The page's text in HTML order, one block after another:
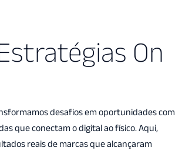
On
desafios em oportunidades com
que conectam o digital ao físico. Aqui,
reais de marcas que alcançaram